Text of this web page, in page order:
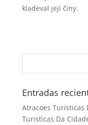
kladeval její činy.
Entradas
Atracoes Turisticas
Turisticas Da